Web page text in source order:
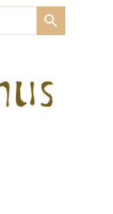
SEARCH BUTTON